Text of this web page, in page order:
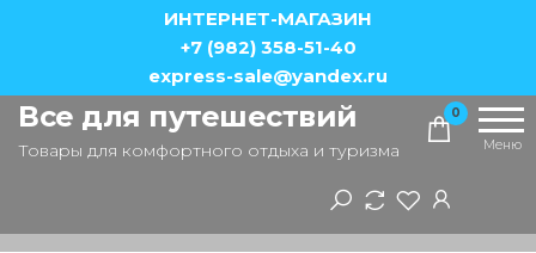
содержимому
ИНТЕРНЕТ-МАГАЗИН
+7 (982) 358-51-40
express-sale@yandex.ru
Все для путешествий
Товары для комфортного отдыха и туризма
0
Меню